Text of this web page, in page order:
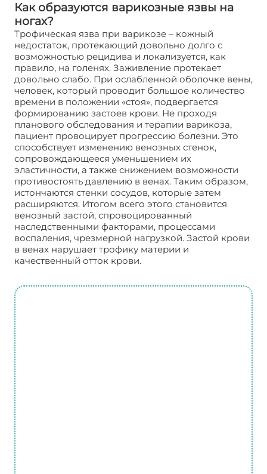
Как образуются варикозные язвы на
ногах?
Трофическая язва при варикозе – кожный
недостаток, протекающий довольно долго с
возможностью рецидива и локализуется, как
правило, на голенях. Заживление протекает
довольно слабо. При ослабленной оболочке вены,
человек, который проводит большое количество
времени в положении «стоя», подвергается
формированию застоев крови. Не проходя
планового обследования и терапии варикоза,
пациент провоцирует прогрессию болезни. Это
способствует изменению венозных стенок,
сопровождающееся уменьшением их
эластичности, а также снижением возможности
противостоять давлению в венах. Таким образом,
истончаются стенки сосудов, которые затем
расширяются. Итогом всего этого становится
венозный застой, спровоцированный
наследственными факторами, процессами
воспаления, чрезмерной нагрузкой. Застой крови
в венах нарушает трофику материи и
качественный отток крови.